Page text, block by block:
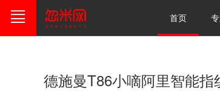
首页
德施曼T86小嘀阿里智能指